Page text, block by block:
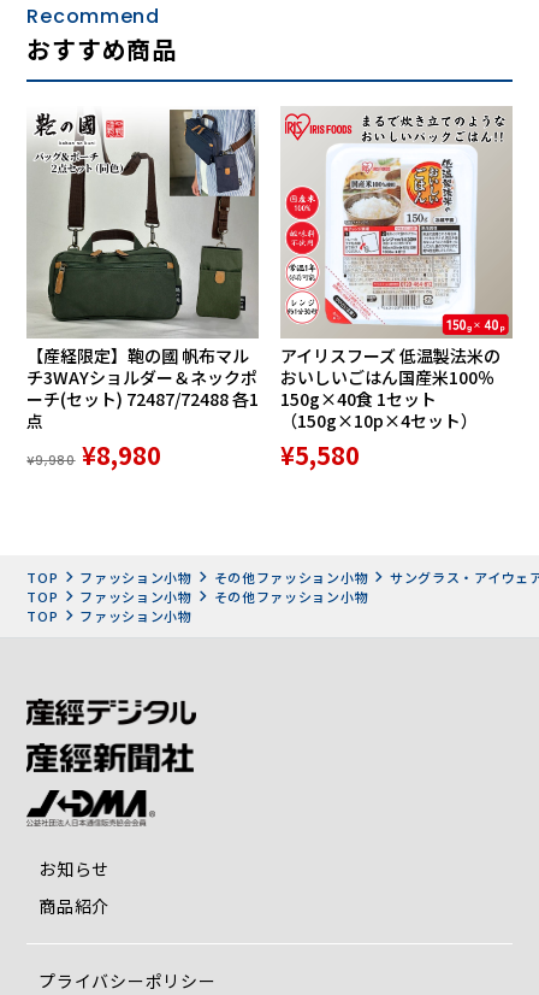
特徴： 表側の薄いシルバーのフラッシュミラーコートがギラ
つきを抑え、裏側の反射防止コート（ARコート）が写り込み
を防止してチラつきを抑える。
推奨： 晴天から曇天までオールマイティに使いやすいタイ
プ。
ブラックマット：14％
特徴： 表面にパープルゴールドのミラーをコート。トーンを
抑えたグレー視界で、強い日差しを優しく和らげる。
推奨： よく晴れた日のスポーツに最適。
Recommend
おすすめ商品
【産経限定】鞄の國 帆布マル
チ3WAYショルダー＆ネックポ
ーチ(セット) 72487/72488 各1
点
¥9,980 ¥8,980
アイリスフーズ 低温製法米の
おいしいごはん国産米100％
150g×40食 1セット
（150g×10p×4セット）
¥5,580
TOP ファッション小物 その他ファッション小物
サングラス・アイウェ
TOP
ファッション小物
その他ファッション小物
TOP
ファッション小物
お知らせ
商品紹介
プライバシーポリシー